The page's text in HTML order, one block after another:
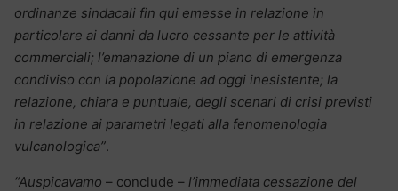
ordinanze sindacali fin qui emesse in relazione in
particolare ai danni da lucro cessante per le attività
commerciali; l’emanazione di un piano di emergenza
condiviso con la popolazione ad oggi inesistente; la
relazione, chiara e puntuale, degli scenari di crisi previsti
in relazione ai parametri legati alla fenomenologia
vulcanologica”.
“Auspicavamo – conclude – l’immediata cessazione del